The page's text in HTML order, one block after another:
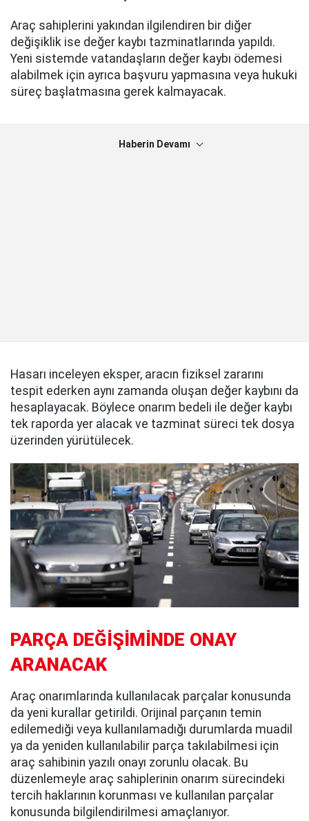
Araç sahiplerini yakından ilgilendiren bir diğer
değişiklik ise değer kaybı tazminatlarında yapıldı.
Yeni sistemde vatandaşların değer kaybı ödemesi
alabilmek için ayrıca başvuru yapmasına veya hukuki
süreç başlatmasına gerek kalmayacak.
Haberin Devamı
Hasarı inceleyen eksper, aracın fiziksel zararını
tespit ederken aynı zamanda oluşan değer kaybını da
hesaplayacak. Böylece onarım bedeli ile değer kaybı
tek raporda yer alacak ve tazminat süreci tek dosya
üzerinden yürütülecek.
PARÇA DEĞİŞİMİNDE ONAY
ARANACAK
Araç onarımlarında kullanılacak parçalar konusunda
da yeni kurallar getirildi. Orijinal parçanın temin
edilemediği veya kullanılamadığı durumlarda muadil
ya da yeniden kullanılabilir parça takılabilmesi için
araç sahibinin yazılı onayı zorunlu olacak. Bu
düzenlemeyle araç sahiplerinin onarım sürecindeki
tercih haklarının korunması ve kullanılan parçalar
konusunda bilgilendirilmesi amaçlanıyor.